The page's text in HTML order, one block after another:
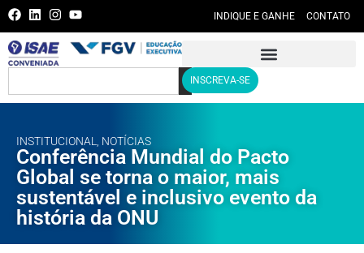
INDIQUE E GANHE CONTATO
INSCREVA-SE
INSTITUCIONAL NOTÍCIAS
Conferência Mundial do Pacto
Global se torna o maior, mais
sustentável e inclusivo evento da
história da ONU